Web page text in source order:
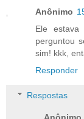
Anônimo
Ele
perguntou
sim! kkk,
Responder
Respostas